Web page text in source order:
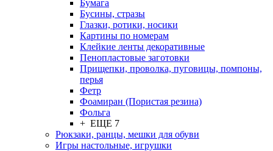
Бумага
Бусины, стразы
Глазки, ротики, носики
Картины по номерам
Клейкие ленты декоративные
Пенопластовые заготовки
Прищепки, проволка, пуговицы, помпоны,
перья
Фетр
Фоамиран (Пористая резина)
Фольга
+ ЕЩЕ 7
Рюкзаки, ранцы, мешки для обуви
Игры настольные, игрушки